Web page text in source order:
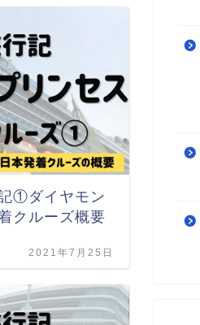
①ダイヤモン
クルーズ概要
2021年7月25日